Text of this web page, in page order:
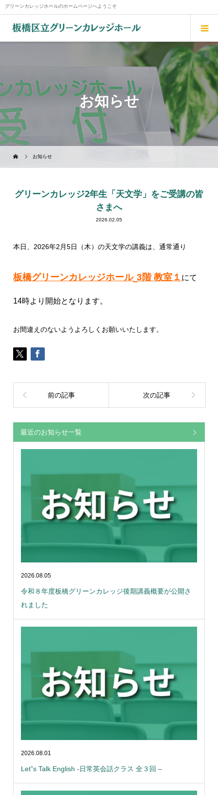
グリーンカレッジホールのホームページへようこそ
お知らせ
お知らせ
グリーンカレッジ2年生「天文学」をご受講の皆
さまへ
2026.02.05
本日、2026年2月5日（木）の天文学の講義は、通常通り
板橋グリーンカレッジホール 3階 教室１ にて
14時より開始となります。
お間違えのないようよろしくお願いいたします。
前の記事 次の記事
最近のお知らせ一覧
2026.08.05
令和８年度板橋グリーンカレッジ後期講義概要が公開さ
れました
2026.08.01
Let”s Talk English -日常英会話クラス 全３回 –